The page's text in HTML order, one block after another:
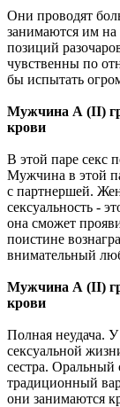
Они проводят
занимаются им на
позиций
чувственны по
бы испытать
Мужчина А (II)
крови
В этой паре секс
Мужчина в этой
с партнершей.
сексуальность -
она сможет
поистине
внимательный
Мужчина А (II)
крови
Полная неудача.
сексуальной
сестра. Оральный
традиционный
они занимаются